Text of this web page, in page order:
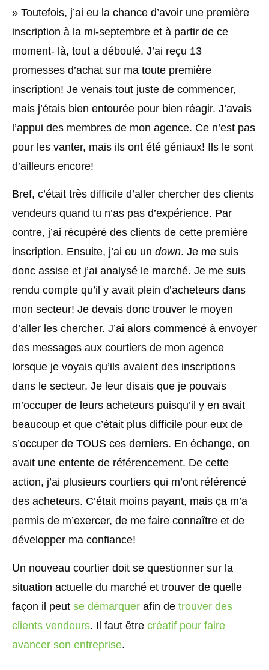
» Toutefois, j’ai eu la chance d’avoir une première
inscription à la mi-septembre et à partir de ce
moment- là, tout a déboulé. J’ai reçu 13
promesses d’achat sur ma toute première
inscription! Je venais tout juste de commencer,
mais j’étais bien entourée pour bien réagir. J’avais
l’appui des membres de mon agence. Ce n’est pas
pour les vanter, mais ils ont été géniaux! Ils le sont
d’ailleurs encore!
Bref, c’était très difficile d’aller chercher des clients
vendeurs quand tu n’as pas d’expérience. Par
contre, j’ai récupéré des clients de cette première
inscription. Ensuite, j’ai eu un down. Je me suis
donc assise et j’ai analysé le marché. Je me suis
rendu compte qu’il y avait plein d’acheteurs dans
mon secteur! Je devais donc trouver le moyen
d’aller les chercher. J’ai alors commencé à envoyer
des messages aux courtiers de mon agence
lorsque je voyais qu’ils avaient des inscriptions
dans le secteur. Je leur disais que je pouvais
m’occuper de leurs acheteurs puisqu’il y en avait
beaucoup et que c’était plus difficile pour eux de
s’occuper de TOUS ces derniers. En échange, on
avait une entente de référencement. De cette
action, j’ai plusieurs courtiers qui m’ont référencé
des acheteurs. C’était moins payant, mais ça m’a
permis de m’exercer, de me faire connaître et de
développer ma confiance!
Un nouveau courtier doit se questionner sur la
situation actuelle du marché et trouver de quelle
façon il peut se démarquer afin de trouver des
clients vendeurs. Il faut être créatif pour faire
avancer son entreprise.